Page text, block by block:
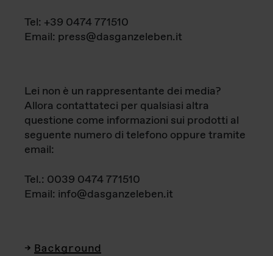
Tel: +39 0474 771510
Email: press@dasganzeleben.it
Lei non è un rappresentante dei media?
Allora contattateci per qualsiasi altra
questione come informazioni sui prodotti al
seguente numero di telefono oppure tramite
email:
Tel.: 0039 0474 771510
Email: info@dasganzeleben.it
Background